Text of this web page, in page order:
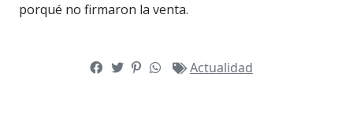
porqué no firmaron la venta.
Actualidad